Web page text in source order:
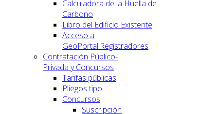
Calculadora de la Huella de
Carbono
Libro del Edificio Existente
Acceso a
GeoPortal.Registradores
Contratación Público-
Privada y Concursos
Tarifas públicas
Pliegos tipo
Concursos
Suscripción